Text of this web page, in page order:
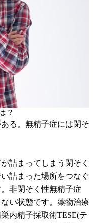
？
る。無精子症には閉そ
詰まってしまう閉そく
詰まった場所をつなぐ
非閉そく性無精子症
い状態です。薬物治療
内精子採取術TESE(テ